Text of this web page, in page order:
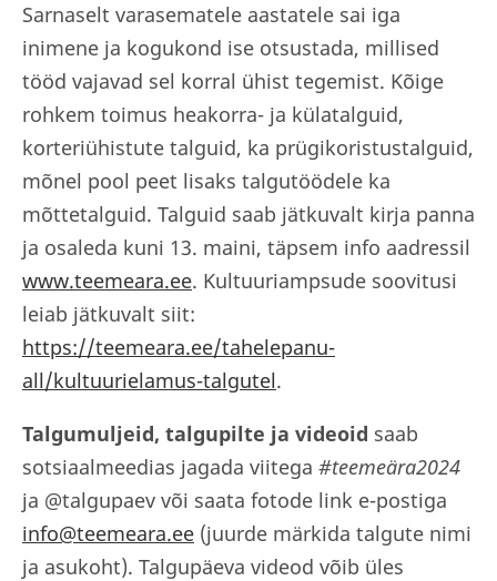
Sarnaselt varasematele aastatele sai iga
inimene ja kogukond ise otsustada, millised
tööd vajavad sel korral ühist tegemist. Kõige
rohkem toimus heakorra- ja külatalguid,
korteriühistute talguid, ka prügikoristustalguid,
mõnel pool peet lisaks talgutöödele ka
mõttetalguid. Talguid saab jätkuvalt kirja panna
ja osaleda kuni 13. maini, täpsem info aadressil
www.teemeara.ee. Kultuuriampsude soovitusi
leiab jätkuvalt siit:
https://teemeara.ee/tahelepanu-
all/kultuurielamus-talgutel.
Talgumuljeid, talgupilte ja videoid saab
sotsiaalmeedias jagada viitega #teemeära2024
ja @talgupaev või saata fotode link e-postiga
info@teemeara.ee (juurde märkida talgute nimi
ja asukoht). Talgupäeva videod võib üles